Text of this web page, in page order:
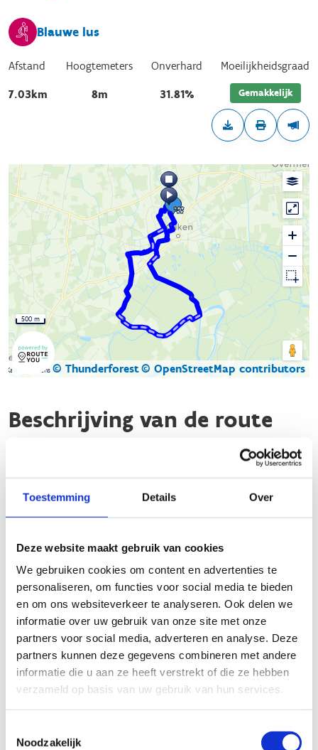
Toestemming Details Over
Deze website maakt gebruik van cookies
We gebruiken cookies om content en advertenties te
personaliseren, om functies voor social media te bieden
en om ons websiteverkeer te analyseren. Ook delen we
informatie over uw gebruik van onze site met onze
partners voor social media, adverteren en analyse. Deze
partners kunnen deze gegevens combineren met andere
informatie die u aan ze heeft verstrekt of die ze hebben
verzameld op basis van uw gebruik van hun services.
Noodzakelijk
Blauwe lus
Afstand
7.03km
Hoogtemeters
8m
Onverhard
31.81%
Moeilijkheidsgraad
Gemakkelijk
Kaartgegevens © Thunderforest© OpenStreetMap contributors
500 m
Beschrijving van de route
De looproute Kalken start aan het sportcomplex Kruisen-
Kouter, gelegen aan de Kouterstraat 4A in Kalken (Laarne).
Deze route bestaat uit drie verschillende looplussen en voert
De blauwe lus: 7 km
De rode lus: 9,1 km
Daar het 3 afzonderlijke lussen zijn, kan je ze ook
combineren, waarbij je op een mooie afstand komt van een
halve marathon.
Kenmerken:
Beloopbaarheid tijdens nattere perioden : moeilijk
beloopbaar
Moeilijkheidsgraad: gemiddeld